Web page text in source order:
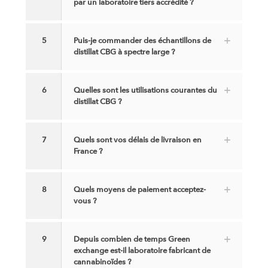
par un laboratoire tiers accrédité ?
5
Puis-je commander des échantillons de
distillat CBG à spectre large ?
6
Quelles sont les utilisations courantes du
distillat CBG ?
7
Quels sont vos délais de livraison en
France ?
8
Quels moyens de paiement acceptez-
vous ?
9
Depuis combien de temps Green
exchange est-il laboratoire fabricant de
cannabinoïdes ?